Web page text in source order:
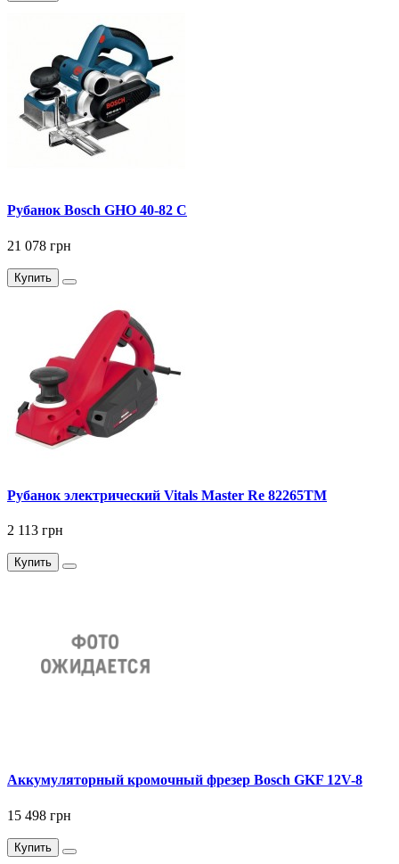
Рубанок Bosch GHO 40-82 C
21 078 грн
Купить
Рубанок электрический Vitals Master Re 82265TM
2 113 грн
Купить
Аккумуляторный кромочный фрезер Bosch GKF 12V-8
15 498 грн
Купить